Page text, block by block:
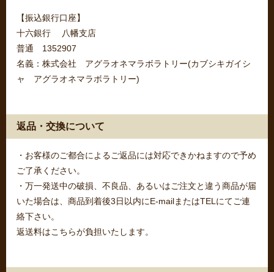
【振込銀行口座】
十六銀行 八幡支店
普通 1352907
名義：株式会社 アグラオネマラボラトリー(カブシキガイシ
ャ アグラオネマラボラトリー)
返品・交換について
・お客様のご都合によるご返品には対応できかねますので予め
ご了承ください。
・万一発送中の破損、不良品、あるいはご注文と違う商品が届
いた場合は、商品到着後3日以内にE-mailまたはTELにてご連
絡下さい。
返送料はこちらが負担いたします。